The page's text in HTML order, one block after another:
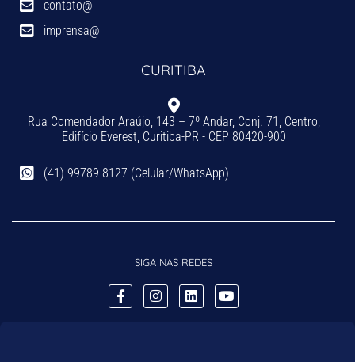
contato@
imprensa@
CURITIBA
Rua Comendador Araújo, 143 – 7º Andar, Conj. 71, Centro,
Edifício Everest, Curitiba-PR - CEP 80420-900
(41) 99789-8127 (Celular/WhatsApp)
SIGA NAS REDES